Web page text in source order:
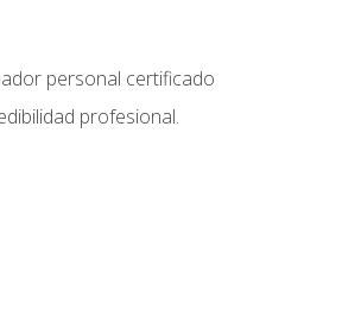
personal certificado
profesional.